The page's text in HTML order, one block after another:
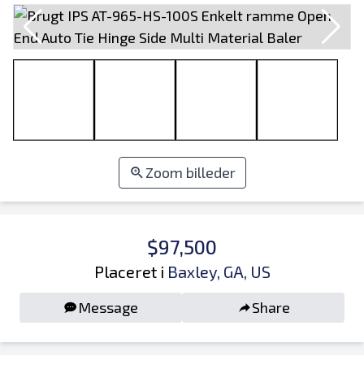
Zoom billeder
$97,500
Placeret i Baxley, GA, US
Message Share